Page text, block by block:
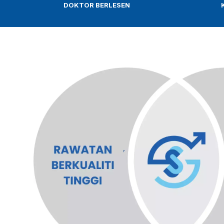
DOKTOR BERLESEN